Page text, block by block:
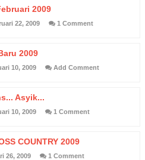
2009
22, 2009 1 Comment
2009
10, 2009 Add Comment
Asyik...
10, 2009 1 Comment
COUNTRY 2009
26, 2009 1 Comment